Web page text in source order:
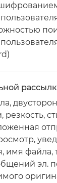
резкость,
имя файла,
эл.